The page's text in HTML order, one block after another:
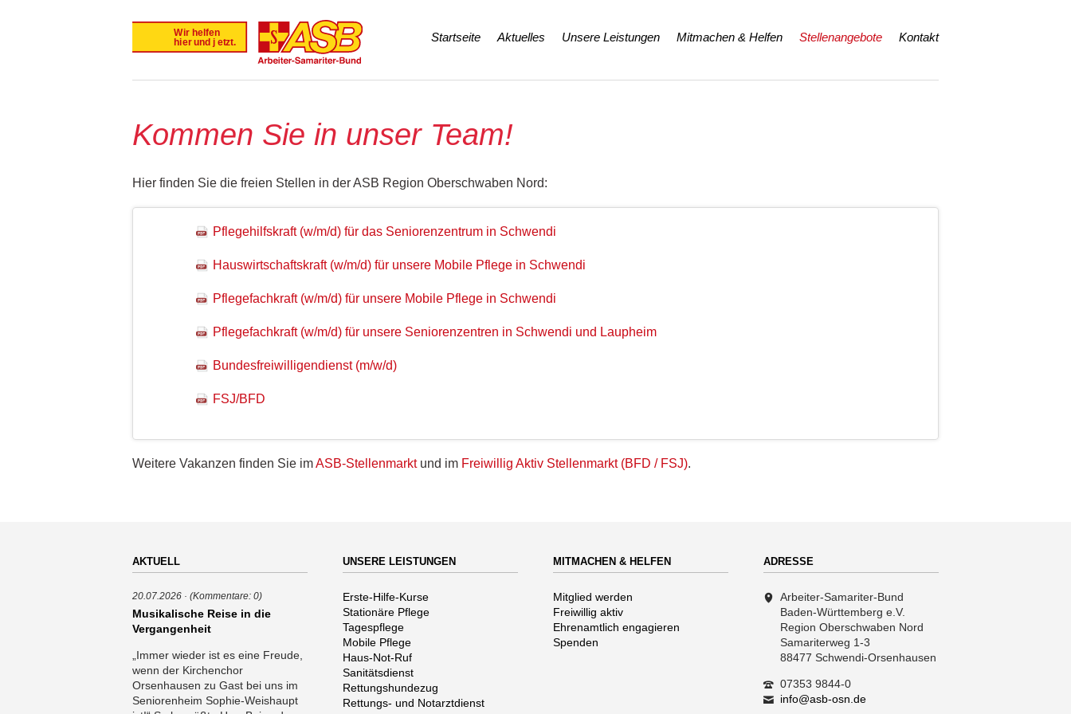
Navigation
Startseite Aktuelles Unsere Leistungen Mitmachen & Helfen Stellenangebote Kontakt
Kommen Sie in unser Team!
Hier finden Sie die freien Stellen in der ASB Region Oberschwaben Nord:
Pflegehilfskraft (w/m/d) für das Seniorenzentrum in Schwendi
Hauswirtschaftskraft (w/m/d) für unsere Mobile Pflege in Schwendi
Pflegefachkraft (w/m/d) für unsere Mobile Pflege in Schwendi
Pflegefachkraft (w/m/d) für unsere Seniorenzentren in Schwendi und Laupheim
Bundesfreiwilligendienst (m/w/d)
FSJ/BFD
Weitere Vakanzen finden Sie imASB-Stellenmarktund im Freiwillig Aktiv Stellenmarkt (BFD / FSJ).
AKTUELL
20.07.2026 (Kommentare: 0)
Musikalische Reise in die
Vergangenheit
„Immer wieder ist es eine Freude,
wenn der Kirchenchor
Orsenhausen zu Gast bei uns im
Seniorenheim Sophie-Weishaupt
UNSERE LEISTUNGEN
Navigation
überspringen
Erste-Hilfe-Kurse
Stationäre Pflege
Tagespflege
Mobile Pflege
Haus-Not-Ruf
Sanitätsdienst
Rettungshundezug
Rettungs- und Notarztdienst
MITMACHEN & HELFEN
Navigation
überspringen
Mitglied werden
Freiwillig aktiv
Ehrenamtlich engagieren
Spenden
ADRESSE
Arbeiter-Samariter-Bund
Baden-Württemberg e.V.
Region Oberschwaben Nord
Samariterweg 1-3
88477 Schwendi-Orsenhausen
07353 9844-0
info@asb-osn.de